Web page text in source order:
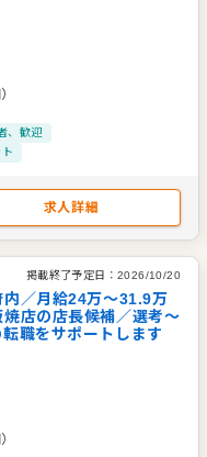
、歓迎
求人詳細
掲載終了予定日： 2026/10/20
内／月給24万〜31.9万
店の店長候補／選考～
職をサポートします